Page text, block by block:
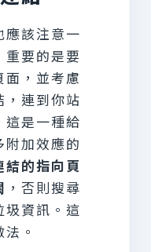
該注意一
要的是要
，並考慮
連到你站
這是一種給
加效應的
的指向頁
，否則搜尋
圾資訊。這
。